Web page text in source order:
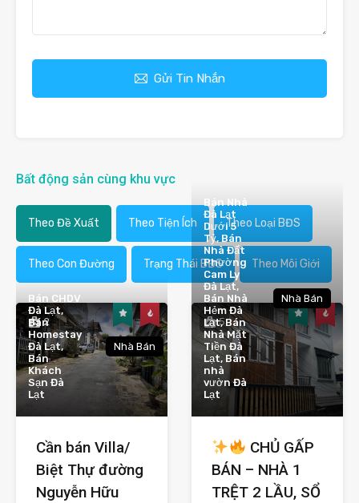
Gửi Tin Nhắn
Bất động sản cùng khu vực
Theo Đề Xuất Theo Tiện Ích Theo Loại BĐS
Theo Con Đường Trạng Thái BĐS Theo Môi Giới
2
Bán CHDV
Đà Lạt,
Bán
Homestay
Đà Lạt,
Bán
Khách
Sạn Đà
Lạt
Nhà Bán
Cần bán Villa/
Biệt Thự đường
Nguyễn Hữu
5
Bán Nhà
Đà Lạt
Dưới 5
Tỷ, Bán
Nhà Đất
Phường
Cam Ly
Đà Lạt,
Bán Nhà
Hẻm Đà
Lạt, Bán
Nhà Mặt
Tiền Đà
Lạt, Bán
nhà
vườn Đà
Lạt
Nhà Bán
CHỦ GẤP
BÁN – NHÀ 1
TRỆT 2 LẦU, SỔ